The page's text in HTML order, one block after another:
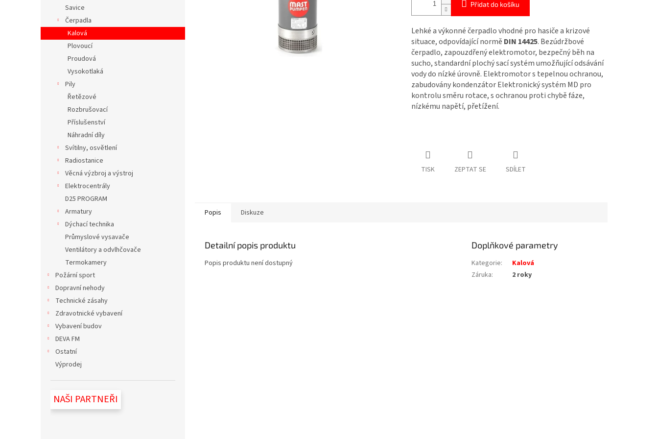
l
Savice
Čerpadla
Kalová
Plovoucí
Proudová
Vysokotlaká
Pily
Řetězové
Rozbrušovací
Příslušenství
Náhradní díly
Svítilny, osvětlení
Radiostanice
Věcná výzbroj a výstroj
Elektrocentrály
D25 PROGRAM
Armatury
Dýchací technika
Průmyslové vysavače
Ventilátory a odvlhčovače
Termokamery
Požární sport
Dopravní nehody
Technické zásahy
Zdravotnické vybavení
Vybavení budov
DEVA FM
Ostatní
Výprodej
NAŠI PARTNEŘI
Přidat do košíku
Lehké a výkonné čerpadlo vhodné pro hasiče a krizové
situace, odpovídající normě DIN 14425. Bezúdržbové
čerpadlo, zapouzdřený elektromotor, bezpečný běh na
sucho, standardní plochý sací systém umožňující odsávání
vody do nízké úrovně. Elektromotor s tepelnou ochranou,
zabudovány kondenzátor Elektronický systém MD pro
kontrolu směru rotace, s ochranou proti chybě fáze,
nízkému napětí, přetížení.
TISK ZEPTAT SE SDÍLET
Popis Diskuze
Detailní popis produktu
Popis produktu není dostupný
Doplňkové parametry
Kategorie:
Kalová
Záruka: 2 roky